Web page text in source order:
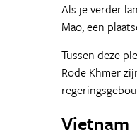
Als je verder
Mao, een
Tussen deze
Rode Khmer
Vietnam